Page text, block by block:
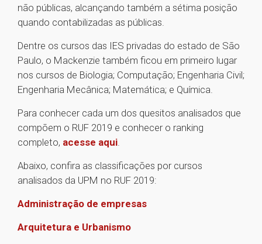
não públicas, alcançando também a sétima posição
quando contabilizadas as públicas.
Dentre os cursos das IES privadas do estado de São
Paulo, o Mackenzie também ficou em primeiro lugar
nos cursos de Biologia; Computação; Engenharia Civil;
Engenharia Mecânica; Matemática; e Química.
Para conhecer cada um dos quesitos analisados que
compõem o RUF 2019 e conhecer o ranking
completo, acesse aqui.
Abaixo, confira as classificações por cursos
analisados da UPM no RUF 2019:
Administração de empresas
Arquitetura e Urbanismo